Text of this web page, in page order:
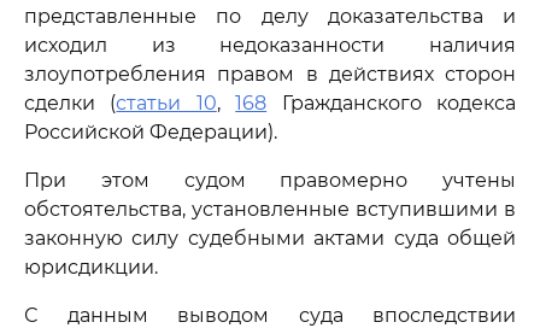
представленные по делу доказательства и
исходил из недоказанности наличия
злоупотребления правом в действиях сторон
сделки (статьи 10,168 Гражданского кодекса
Российской Федерации).
При этом судом правомерно учтены
обстоятельства, установленные вступившими в
законную силу судебными актами суда общей
юрисдикции.
С данным выводом суда впоследствии